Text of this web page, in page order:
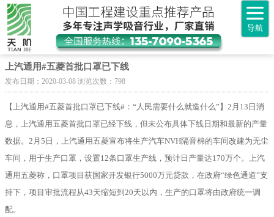
导航
上汽通用#五菱首批口罩已下线
发布日期：2020-03-08 浏览次数：798
【上汽通用#五菱首批口罩已下线#：“人民需要什么就造什么”】2月13日消
息，上汽通用五菱首批口罩已经下线，但未公布具体下线日期和最新的产量
数据。2月5日，上汽通用五菱宣布将生产汽车NVH隔音棉的车间改建为无尘
车间，用于生产口罩，设置12条口罩生产线，预计日产量达170万个。上汽
通用五菱称，口罩项目获国家开发银行5000万元贷款，在政府“绿色通道”支
持下，项目审批流程从43天缩短到20天以内，生产的口罩将由政府统一调
配。